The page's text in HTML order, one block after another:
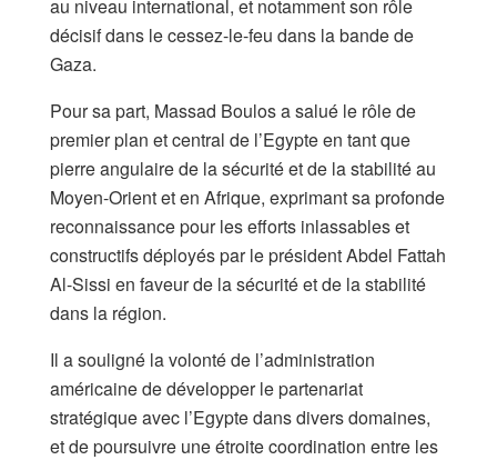
au niveau international, et notamment son rôle
décisif dans le cessez-le-feu dans la bande de
Gaza.
Pour sa part, Massad Boulos a salué le rôle de
premier plan et central de l’Egypte en tant que
pierre angulaire de la sécurité et de la stabilité au
Moyen-Orient et en Afrique, exprimant sa profonde
reconnaissance pour les efforts inlassables et
constructifs déployés par le président Abdel Fattah
Al-Sissi en faveur de la sécurité et de la stabilité
dans la région.
Il a souligné la volonté de l’administration
américaine de développer le partenariat
stratégique avec l’Egypte dans divers domaines,
et de poursuivre une étroite coordination entre les